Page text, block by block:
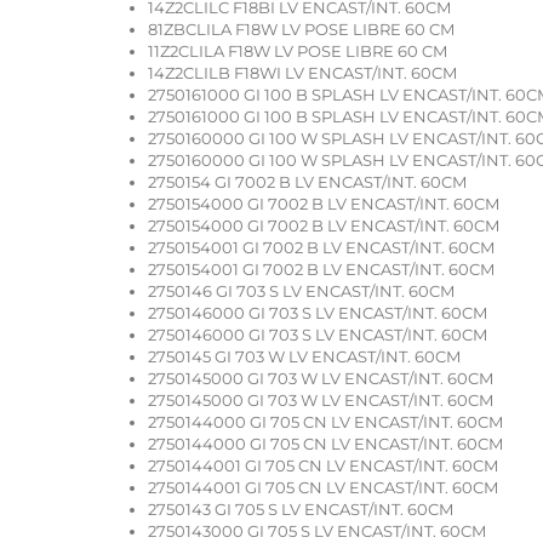
14Z2CLILC F18BI LV ENCAST/INT. 60CM
81ZBCLILA F18W LV POSE LIBRE 60 CM
11Z2CLILA F18W LV POSE LIBRE 60 CM
14Z2CLILB F18WI LV ENCAST/INT. 60CM
2750161000 GI 100 B SPLASH LV ENCAST/INT.
2750161000 GI 100 B SPLASH LV ENCAST/INT.
2750160000 GI 100 W SPLASH LV ENCAST/INT.
2750160000 GI 100 W SPLASH LV ENCAST/INT.
2750154 GI 7002 B LV ENCAST/INT. 60CM
2750154000 GI 7002 B LV ENCAST/INT. 60CM
2750154000 GI 7002 B LV ENCAST/INT. 60CM
2750154001 GI 7002 B LV ENCAST/INT. 60CM
2750154001 GI 7002 B LV ENCAST/INT. 60CM
2750146 GI 703 S LV ENCAST/INT. 60CM
2750146000 GI 703 S LV ENCAST/INT. 60CM
2750146000 GI 703 S LV ENCAST/INT. 60CM
2750145 GI 703 W LV ENCAST/INT. 60CM
2750145000 GI 703 W LV ENCAST/INT. 60CM
2750145000 GI 703 W LV ENCAST/INT. 60CM
2750144000 GI 705 CN LV ENCAST/INT. 60CM
2750144000 GI 705 CN LV ENCAST/INT. 60CM
2750144001 GI 705 CN LV ENCAST/INT. 60CM
2750144001 GI 705 CN LV ENCAST/INT. 60CM
2750143 GI 705 S LV ENCAST/INT. 60CM
2750143000 GI 705 S LV ENCAST/INT. 60CM